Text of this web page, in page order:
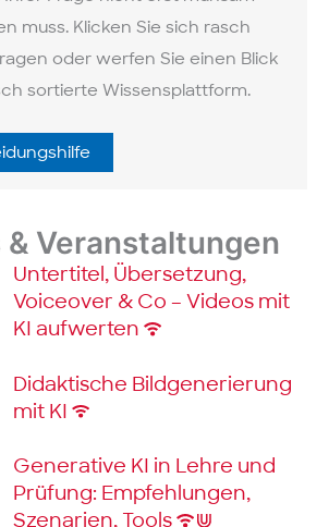
muss. Klicken Sie sich rasch
oder werfen Sie einen Blick
sortierte Wissens­plattform.
Veranstaltungen
Untertitel, Übersetzung,
Voiceover & Co – Videos mit
KI aufwerten
Didaktische Bildgenerierung
mit KI
Generative KI in Lehre und
Prüfung: Empfehlungen,
Szenarien, Tools